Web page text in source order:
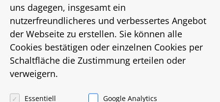
Energieausweistyp
bis
Energiebedarf in Kwh/(m²/a)
213
Energieträger
uns dagegen, insgesamt ein
nutzerfreundlicheres und verbessertes Angebot
der Webseite zu erstellen. Sie können alle
Cookies bestätigen oder einzelnen Cookies per
Schaltfläche die Zustimmung erteilen oder
verweigern.
Essentiell Google Analytics